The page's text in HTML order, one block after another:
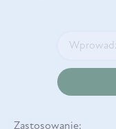
Zastosowanie: